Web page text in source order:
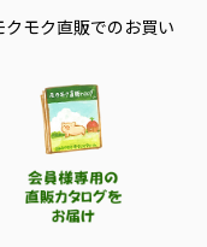
モク直販でのお買い